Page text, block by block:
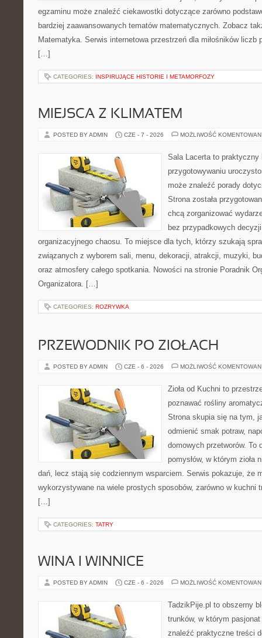
egzaminu może znaleźć ciekawostki dotyczące zarówno
bardziej zaawansowanych tematów matematycznych. Zobacz
Matematyka. Serwis internetowa przestrzeń dla miłośników liczb
[…]
CATEGORIES: INSPIRUJĄCE HISTORIE I METAMORFOZY
MIEJSCA Z KLIMATEM
POSTED BY ADMIN CZE - 7 - 2026 MOŻLIWOŚĆ
Sala Lacerta to praktyczny
przygotowywaniu
może znaleźć porady
Strona została
chcą zorganizować
bez przypadkowych
organizacyjnego chaosu. To miejsce dla tych, którzy szukają
związanych z wyborem sali, menu, dekoracji, atrakcji, muzyki,
oraz atmosfery całego spotkania. Nowości na stronie Poradnik
Organizatora. […]
CATEGORIES: ROZRYWKA
PRZEWODNIK PO ZIOŁACH
POSTED BY ADMIN CZE - 6 - 2026 MOŻLIWOŚĆ
Zioła od Kuchni to
poznawać rośliny
Strona skupia się na tym,
odmienić smak potraw,
domowych przetworów. To
pomysłów, w którym zioła
dań, lecz stają się codziennym wsparciem. Serwis pokazuje, że
wykorzystywane na wiele prostych sposobów, zarówno w kuchni
[…]
CATEGORIES: TATRY
WINA I WINNICE
POSTED BY ADMIN CZE - 6 - 2026 MOŻLIWOŚĆ
TadzikPije.pl to obszerny
trunków, w którym
znaleźć praktyczne treści